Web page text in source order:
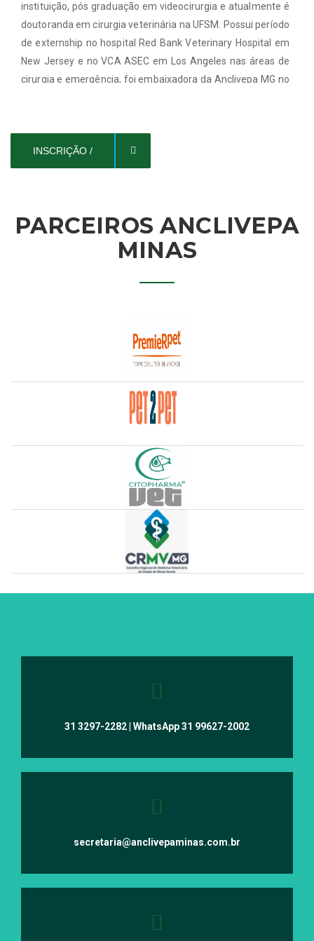
instituição, pós graduação em videocirurgia e atualmente é
doutoranda em cirurgia veterinária na UFSM. Possui período
de externship no hospital Red Bank Veterinary Hospital em
New Jersey e no VCA ASEC em Los Angeles nas áreas de
cirurgia e emergência, foi embaixadora da Anclivepa MG no
INSCRIÇÃO /
PARCEIROSANCLIVEPA
MINAS
31 3297-2282 | WhatsApp 31 99627-2002
secretaria@anclivepaminas.com.br